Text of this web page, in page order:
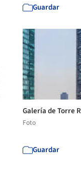
Guardar
Galería de Torre
Foto
Guardar